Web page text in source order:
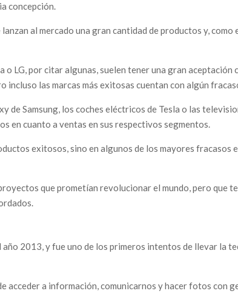
concepción.
al mercado una gran cantidad de productos y, como
o LG, por citar algunas, suelen tener una gran aceptación
incluso las marcas más exitosas cuentan con algún
de Samsung, los coches eléctricos de Tesla o las
en cuanto a ventas en sus respectivos segmentos.
exitosos, sino en algunos de los mayores fracasos
que prometían revolucionar el mundo, pero que
2013, y fue uno de los primeros intentos de llevar la
acceder a información, comunicarnos y hacer fotos con